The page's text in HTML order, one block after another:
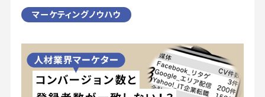
マーケティングノウハウ